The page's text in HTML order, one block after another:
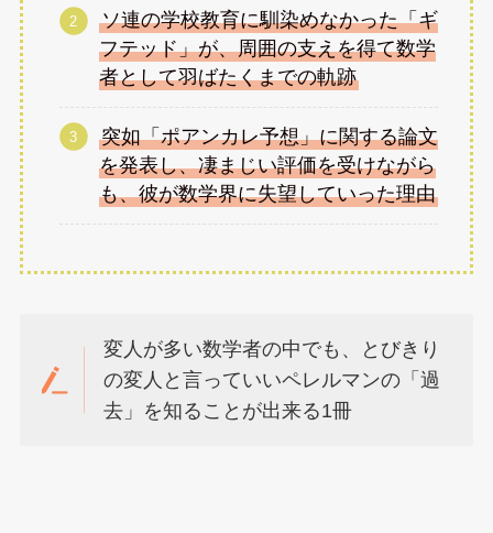
ソ連の学校教育に馴染めなかった「ギ
フテッド」が、周囲の支えを得て数学
者として羽ばたくまでの軌跡
突如「ポアンカレ予想」に関する論文
を発表し、凄まじい評価を受けながら
も、彼が数学界に失望していった理由
変人が多い数学者の中でも、とびきり
の変人と言っていいペレルマンの「過
去」を知ることが出来る1冊